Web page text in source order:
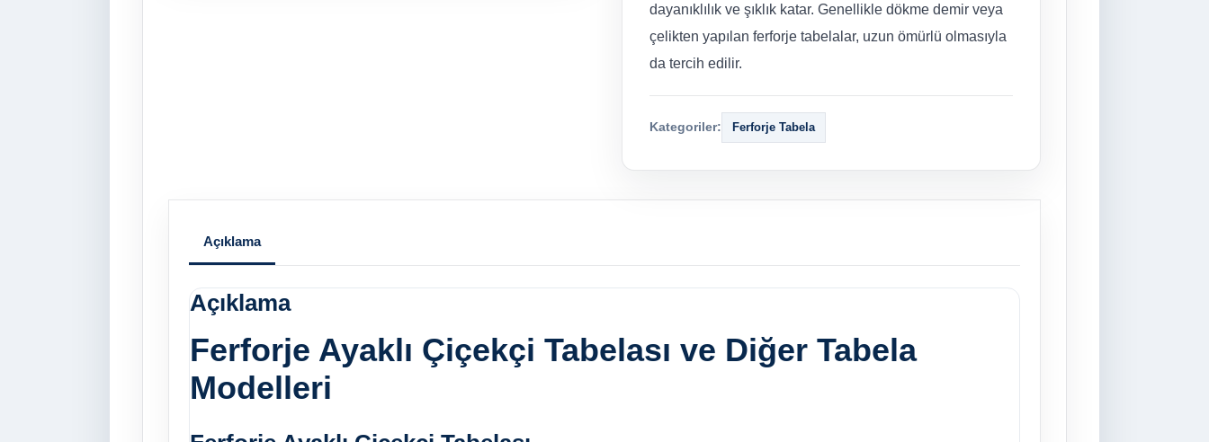
dayanıklılık ve şıklık katar. Genellikle dökme demir veya
çelikten yapılan ferforje tabelalar, uzun ömürlü olmasıyla
da tercih edilir.
Kategoriler: Ferforje Tabela
Açıklama
Açıklama
Ferforje Ayaklı Çiçekçi Tabelası ve Diğer Tabela
Modelleri